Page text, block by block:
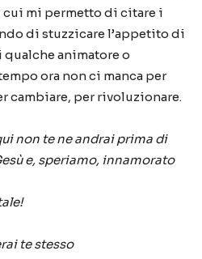
cui mi permetto di citare i
di stuzzicare l’appetito di
animatore o
ora non ci manca per
cambiare, per rivoluzionare.
non te ne andrai prima di
e, speriamo, innamorato
te stesso